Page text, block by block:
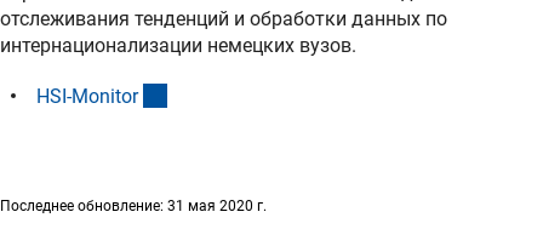
отслеживания тенденций и обработки данных по
интернационализации немецких вузов.
HSI-Monitor
Последнее обновление: 31 мая 2020 г.